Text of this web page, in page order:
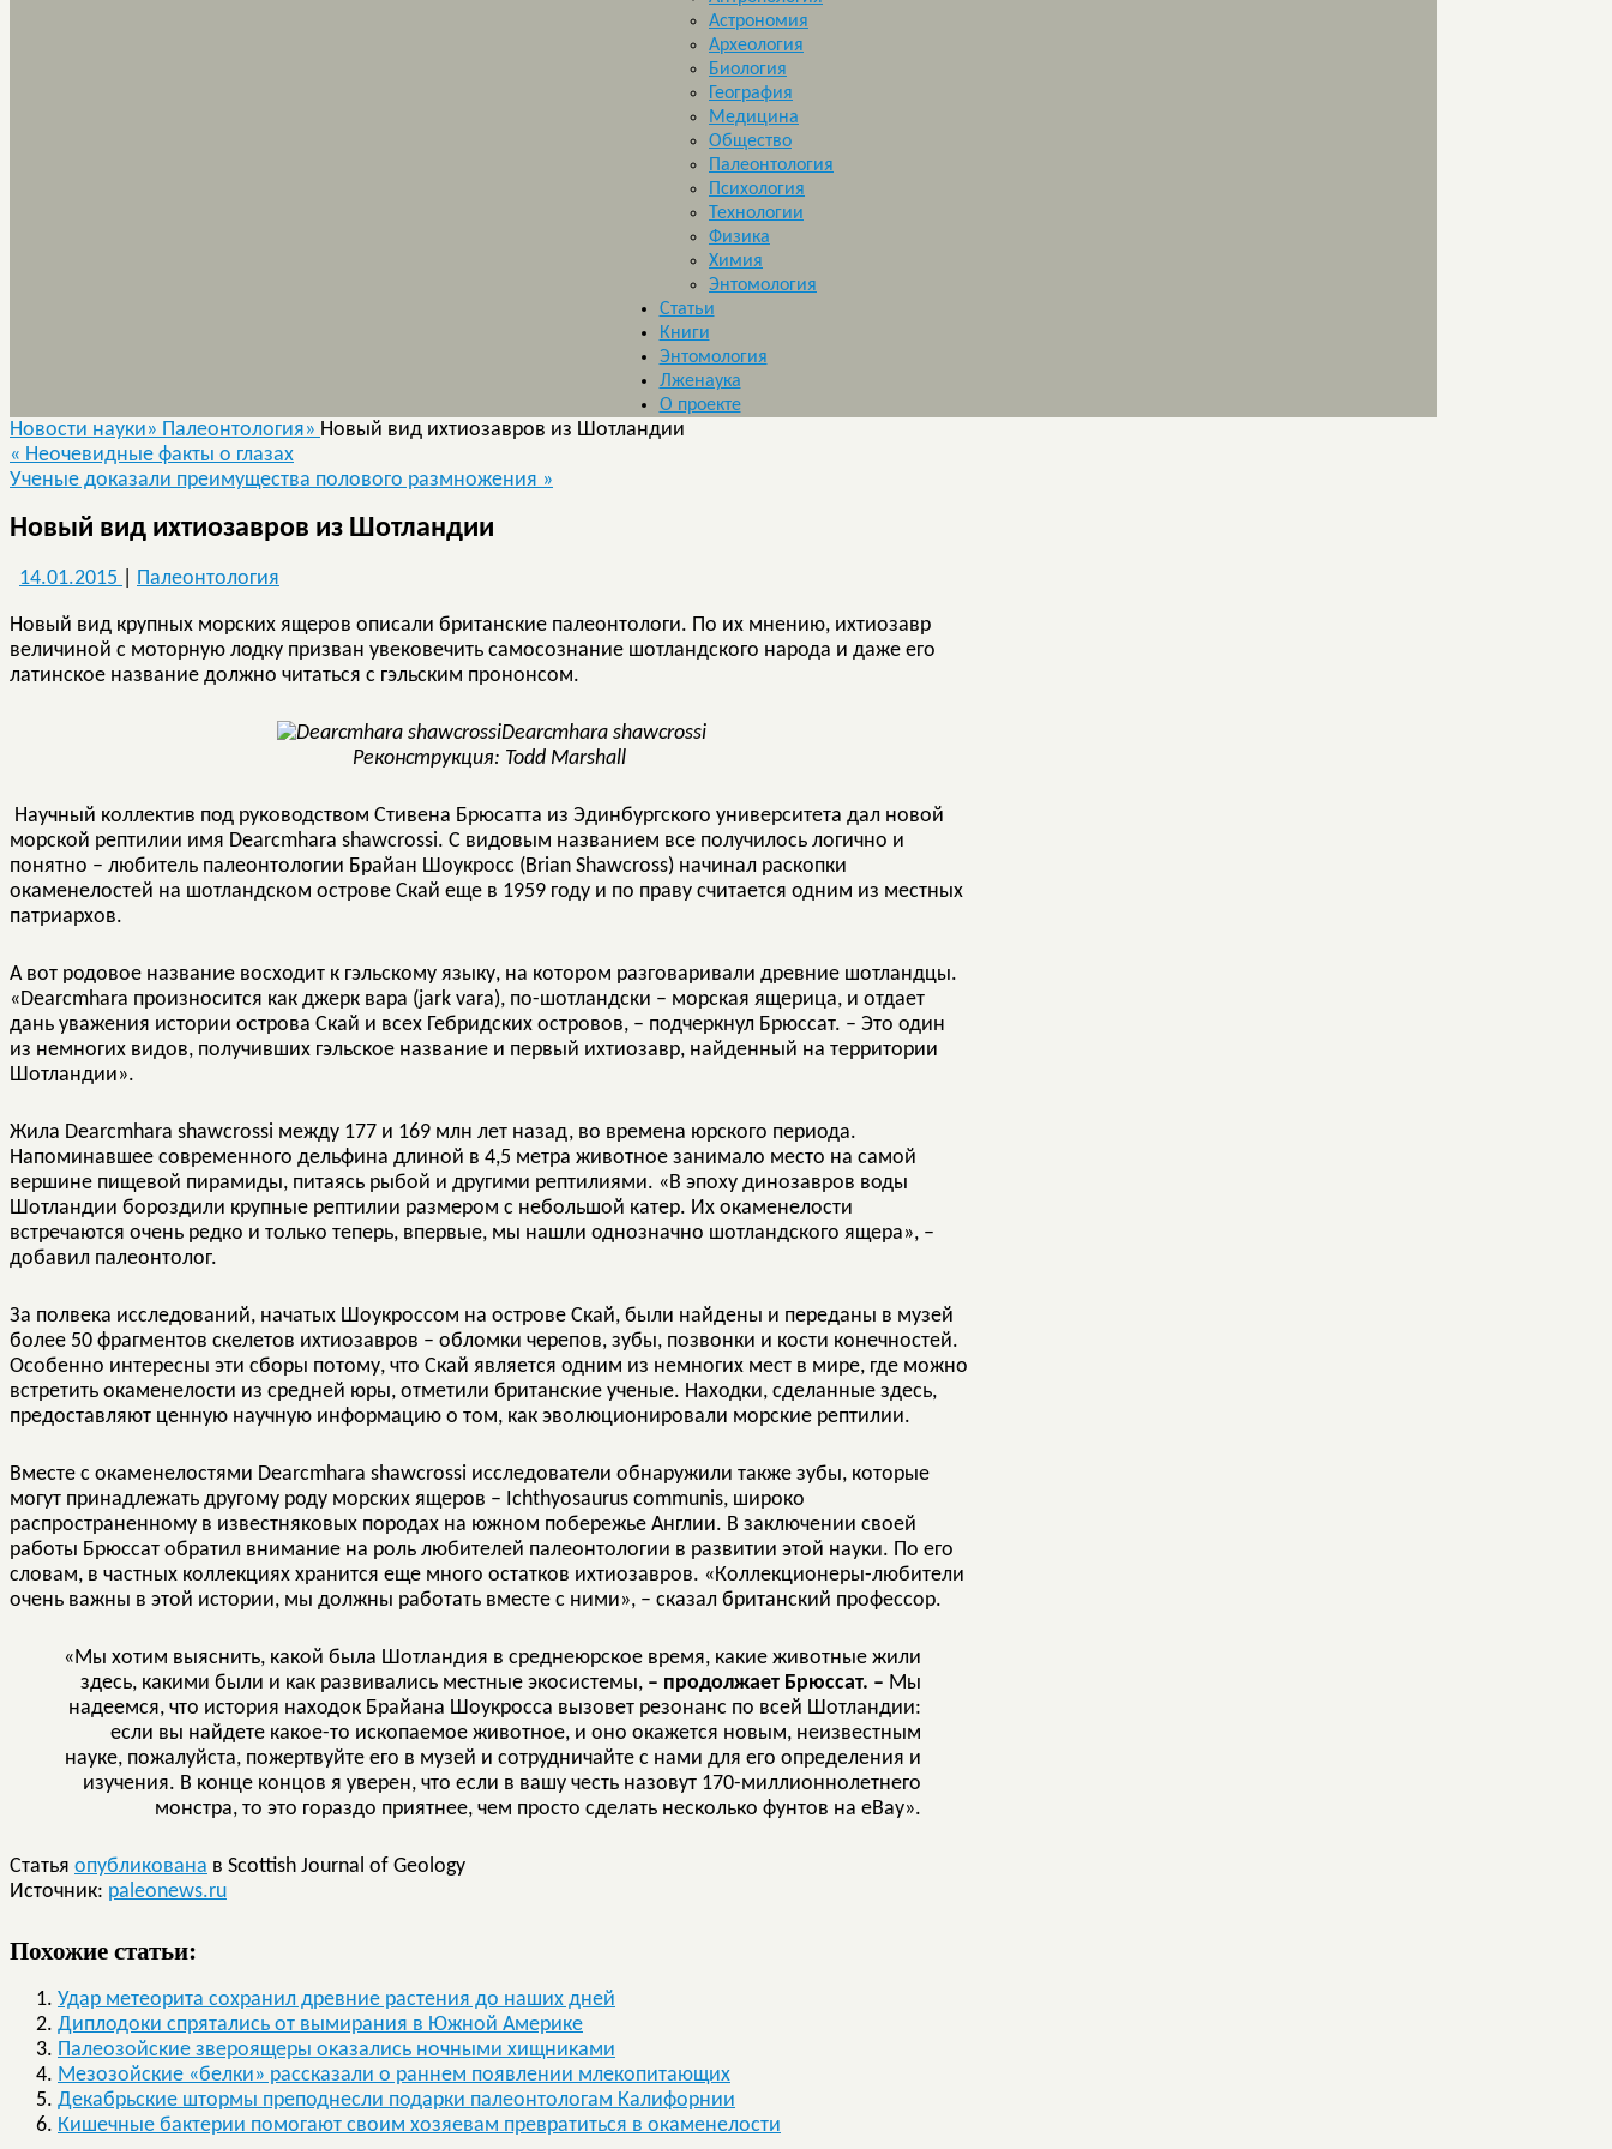
Астрономия
Археология
Биология
География
Медицина
Общество
Палеонтология
Психология
Технологии
Физика
Химия
Энтомология
Статьи
Книги
Энтомология
Лженаука
О проекте
Новости науки» Палеонтология» Новый вид ихтиозавров из Шотландии
« Неочевидные факты о глазах
Ученые доказали преимущества полового размножения »
Новый вид ихтиозавров из Шотландии
14.01.2015 Палеонтология
Новый вид крупных морских ящеров описали британские палеонтологи. По их мнению, ихтиозавр
величиной с моторную лодку призван увековечить самосознание шотландского народа и даже его
латинское название должно читаться с гэльским прононсом.
Dearcmhara shawcrossi
Реконструкция: Todd Marshall
Научный коллектив под руководством Стивена Брюсатта из Эдинбургского университета дал новой
морской рептилии имя Dearcmhara shawcrossi. С видовым названием все получилось логично и
понятно – любитель палеонтологии Брайан Шоукросс (Brian Shawcross) начинал раскопки
окаменелостей на шотландском острове Скай еще в 1959 году и по праву считается одним из местных
патриархов.
А вот родовое название восходит к гэльскому языку, на котором разговаривали древние шотландцы.
«Dearcmhara произносится как джерк вара (jark vara), по-шотландски – морская ящерица, и отдает
дань уважения истории острова Скай и всех Гебридских островов, – подчеркнул Брюссат. – Это один
из немногих видов, получивших гэльское название и первый ихтиозавр, найденный на территории
Шотландии».
Жила Dearcmhara shawcrossi между 177 и 169 млн лет назад, во времена юрского периода.
Напоминавшее современного дельфина длиной в 4,5 метра животное занимало место на самой
вершине пищевой пирамиды, питаясь рыбой и другими рептилиями. «В эпоху динозавров воды
Шотландии бороздили крупные рептилии размером с небольшой катер. Их окаменелости
встречаются очень редко и только теперь, впервые, мы нашли однозначно шотландского ящера», –
добавил палеонтолог.
За полвека исследований, начатых Шоукроссом на острове Скай, были найдены и переданы в музей
более 50 фрагментов скелетов ихтиозавров – обломки черепов, зубы, позвонки и кости конечностей.
Особенно интересны эти сборы потому, что Скай является одним из немногих мест в мире, где можно
встретить окаменелости из средней юры, отметили британские ученые. Находки, сделанные здесь,
предоставляют ценную научную информацию о том, как эволюционировали морские рептилии.
Вместе с окаменелостями Dearcmhara shawcrossi исследователи обнаружили также зубы, которые
могут принадлежать другому роду морских ящеров – Ichthyosaurus communis, широко
распространенному в известняковых породах на южном побережье Англии. В заключении своей
работы Брюссат обратил внимание на роль любителей палеонтологии в развитии этой науки. По его
словам, в частных коллекциях хранится еще много остатков ихтиозавров. «Коллекционеры-любители
очень важны в этой истории, мы должны работать вместе с ними», – сказал британский профессор.
«Мы хотим выяснить, какой была Шотландия в среднеюрское время, какие животные жили
здесь, какими были и как развивались местные экосистемы, – продолжает Брюссат. – Мы
надеемся, что история находок Брайана Шоукросса вызовет резонанс по всей Шотландии:
если вы найдете какое-то ископаемое животное, и оно окажется новым, неизвестным
науке, пожалуйста, пожертвуйте его в музей и сотрудничайте с нами для его определения и
изучения. В конце концов я уверен, что если в вашу честь назовут 170-миллионнолетнего
монстра, то это гораздо приятнее, чем просто сделать несколько фунтов на eBay».
Статья опубликована в Scottish Journal of Geology
Источник: paleonews.ru
Похожие статьи:
Удар метеорита сохранил древние растения до наших дней
Диплодоки спрятались от вымирания в Южной Америке
Палеозойские звероящеры оказались ночными хищниками
Мезозойские «белки» рассказали о раннем появлении млекопитающих
Декабрьские штормы преподнесли подарки палеонтологам Калифорнии
Кишечные бактерии помогают своим хозяевам превратиться в окаменелости